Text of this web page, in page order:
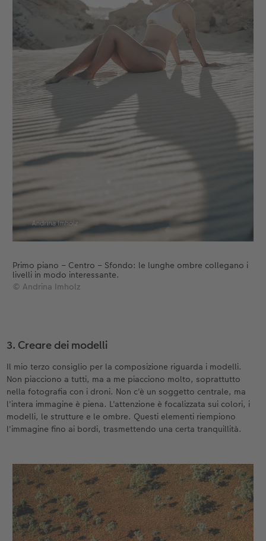
Primo piano – Centro – Sfondo: le lunghe ombre collegano i
livelli in modo interessante.
© Andrina Imholz
3. Creare dei modelli
Il mio terzo consiglio per la composizione riguarda i modelli.
Non piacciono a tutti, ma a me piacciono molto, soprattutto
nella fotografia con i droni. Non c'è un soggetto centrale, ma
l'intera immagine è piena. L'attenzione è focalizzata sui colori, i
modelli, le strutture e le ombre. Questi elementi riempiono
l'immagine fino ai bordi, trasmettendo una certa tranquillità.